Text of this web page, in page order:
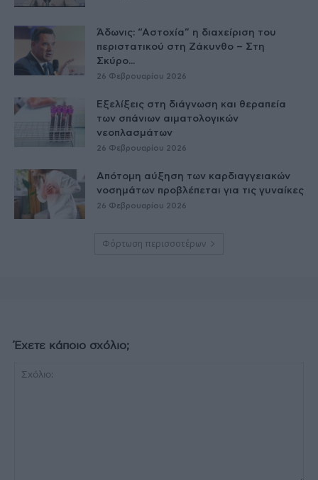
Άδωνις: “Αστοχία” η διαχείριση του
περιστατικού στη Ζάκυνθο – Στη
Σκύρο...
26 Φεβρουαρίου 2026
Εξελίξεις στη διάγνωση και θεραπεία
των σπάνιων αιματολογικών
νεοπλασμάτων
26 Φεβρουαρίου 2026
Απότομη αύξηση των καρδιαγγειακών
νοσημάτων προβλέπεται για τις γυναίκες
26 Φεβρουαρίου 2026
Φόρτωση περισσοτέρων
Έχετε κάποιο σχόλιο;